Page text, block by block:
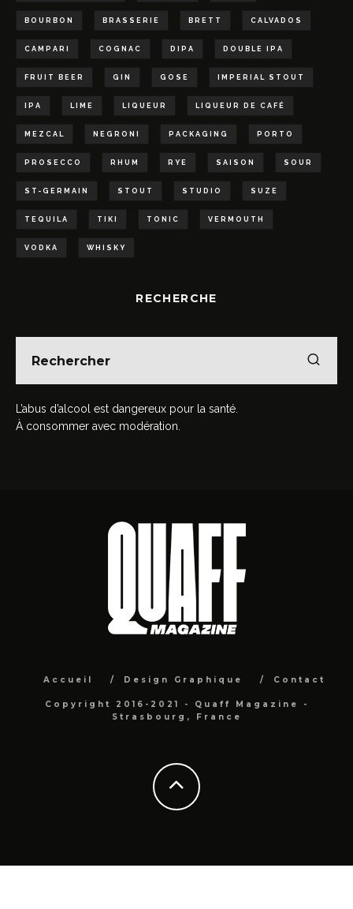
BOURBON BRASSERIE BRETT CALVADOS
CAMPARI COGNAC DIPA DOUBLE IPA
FRUIT BEER GIN GOSE IMPERIAL STOUT
IPA LIME LIQUEUR LIQUEUR DE CAFÉ
MEZCAL NEGRONI PACKAGING PORTO
PROSECCO RHUM RYE SAISON SOUR
ST-GERMAIN STOUT STUDIO SUZE
TEQUILA TIKI TONIC VERMOUTH
VODKA WHISKY
RECHERCHE
L’abus d’alcool est dangereux pour la santé.
À consommer avec modération.
Accueil Design Graphique Contact
Copyright 2016-2021 - Quaff Magazine -
Strasbourg, France